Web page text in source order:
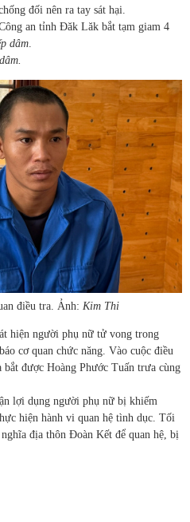
đối nên ra tay sát hại.
an tỉnh Đăk Lăk bắt tạm giam 4
dâm
điều tra. Ảnh: Kim Thi
hiện người phụ nữ tử vong trong
cơ quan chức năng. Vào cuộc điều
được Hoàng Phước Tuấn trưa cùng
lợi dụng người phụ nữ bị khiếm
hiện hành vi quan hệ tình dục. Tối
địa thôn Đoàn Kết để quan hệ, bị